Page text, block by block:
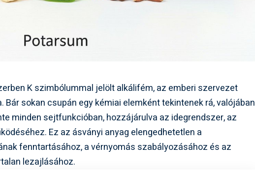
K szimbólummal jelölt alkálifém, az emberi szervezet
sokan csupán egy kémiai elemként tekintenek rá, valójában
minden sejtfunkcióban, hozzájárulva az idegrendszer, az
Ez az ásványi anyag elengedhetetlen a
fenntartásához, a vérnyomás szabályozásához és az
lezajlásához.